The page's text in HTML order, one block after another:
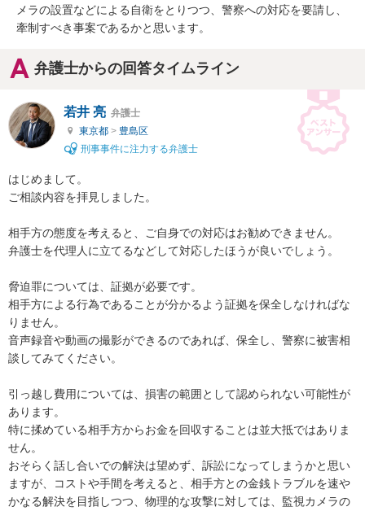
メラの設置などによる自衛をとりつつ、警察への対応を要請し、
牽制すべき事案であるかと思います。
弁護士からの回答タイムライン
若井 亮 弁護士
東京都 > 豊島区
刑事事件に注力する弁護士
はじめまして。
ご相談内容を拝見しました。
相手方の態度を考えると、ご自身での対応はお勧めできません。
弁護士を代理人に立てるなどして対応したほうが良いでしょう。
脅迫罪については、証拠が必要です。
相手方による行為であることが分かるよう証拠を保全しなければな
りません。
音声録音や動画の撮影ができるのであれば、保全し、警察に被害相
談してみてください。
引っ越し費用については、損害の範囲として認められない可能性が
あります。
特に揉めている相手方からお金を回収することは並大抵ではありま
せん。
おそらく話し合いでの解決は望めず、訴訟になってしまうかと思い
ますが、コストや手間を考えると、相手方との金銭トラブルを速や
かなる解決を目指しつつ、物理的な攻撃に対しては、監視カメラの